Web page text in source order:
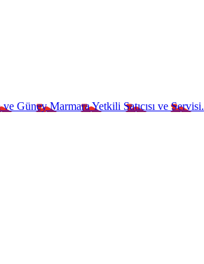
Güney Marmara Yetkili Satıcısı ve Servisi.